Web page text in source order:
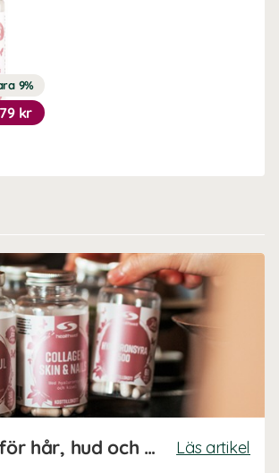
9%
kr
Guide: Kosttillskott för hår, hud och naglar Läs artikel